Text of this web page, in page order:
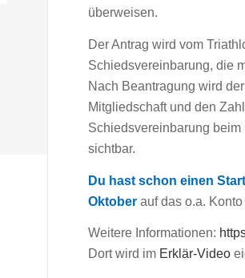
überweisen.
Der Antrag wird vom
Schiedsvereinbarung, die
Nach Beantragung wird
Mitgliedschaft und den
Schiedsvereinbarung
sichtbar.
Du hast schon einen
Oktober auf das o.a.
Weitere Informationen:
Dort wird im Erklär-Video